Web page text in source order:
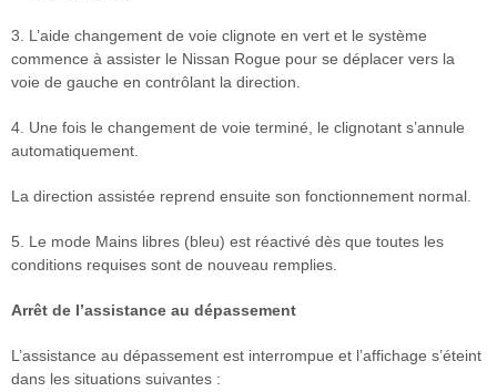
3. L’aide changement de voie clignote en vert et le système
commence à assister le Nissan Rogue pour se déplacer vers la
voie de gauche en contrôlant la direction.
4. Une fois le changement de voie terminé, le clignotant s’annule
automatiquement.
La direction assistée reprend ensuite son fonctionnement normal.
5. Le mode Mains libres (bleu) est réactivé dès que toutes les
conditions requises sont de nouveau remplies.
Arrêt de l’assistance au dépassement
L’assistance au dépassement est interrompue et l’affichage s’éteint
dans les situations suivantes :